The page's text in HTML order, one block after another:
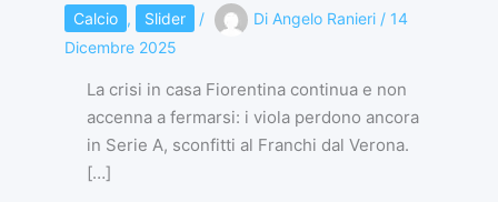
Calcio , Slider / Di Angelo Ranieri / 14
Dicembre 2025
La crisi in casa Fiorentina continua e non
accenna a fermarsi: i viola perdono ancora
in Serie A, sconfitti al Franchi dal Verona.
[…]